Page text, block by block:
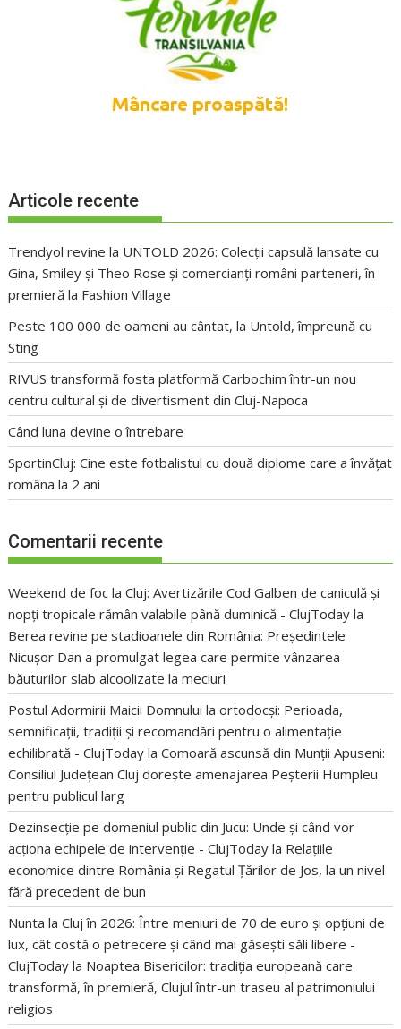
Articole recente
Trendyol revine la UNTOLD 2026: Colecții capsulă lansate cu
Gina, Smiley și Theo Rose și comercianți români parteneri, în
premieră la Fashion Village
Peste 100 000 de oameni au cântat, la Untold, împreună cu
Sting
RIVUS transformă fosta platformă Carbochim într-un nou
centru cultural și de divertisment din Cluj-Napoca
Când luna devine o întrebare
SportinCluj: Cine este fotbalistul cu două diplome care a învățat
româna la 2 ani
Comentarii recente
Weekend de foc la Cluj: Avertizările Cod Galben de caniculă și
nopți tropicale rămân valabile până duminică - ClujToday la
Berea revine pe stadioanele din România: Președintele
Nicușor Dan a promulgat legea care permite vânzarea
băuturilor slab alcoolizate la meciuri
Postul Adormirii Maicii Domnului la ortodocși: Perioada,
semnificații, tradiții și recomandări pentru o alimentație
echilibrată - ClujToday laComoară ascunsă din Munții Apuseni:
Consiliul Județean Cluj dorește amenajarea Peșterii Humpleu
pentru publicul larg
Dezinsecție pe domeniul public din Jucu: Unde și când vor
acționa echipele de intervenție - ClujToday la Relațiile
economice dintre România și Regatul Țărilor de Jos, la un nivel
fără precedent de bun
Nunta la Cluj în 2026: Între meniuri de 70 de euro și opțiuni de
lux, cât costă o petrecere și când mai găsești săli libere -
ClujToday la Noaptea Bisericilor: tradiția europeană care
transformă, în premieră, Clujul într-un traseu al patrimoniului
religios